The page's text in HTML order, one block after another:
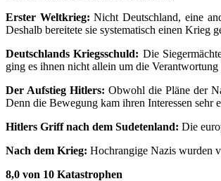
Erster Weltkrieg: Nicht Deutschland, eine
Deshalb bereitete sie systematisch einen Krieg
Deutschlands Kriegsschuld: Die
ging es ihnen nicht allein um die
Der Aufstieg Hitlers: Obwohl die Pläne der
Denn die Bewegung kam ihren Interessen sehr
Hitlers Griff nach dem Sudetenland: Die
Nach dem Krieg: Hochrangige Nazis wurden
8,0 von 10 Katastrophen